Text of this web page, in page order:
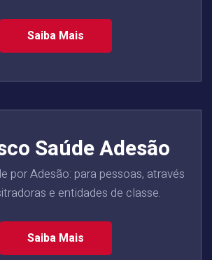
Saiba Mais
Saúde Adesão
por Adesão: para pessoas, através
e entidades de classe.
Saiba Mais